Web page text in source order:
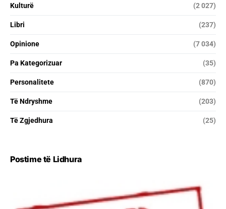
Kulturë (2 027)
Libri (237)
Opinione (7 034)
Pa Kategorizuar (35)
Personalitete (870)
Të Ndryshme (203)
Të Zgjedhura (25)
Postime të Lidhura